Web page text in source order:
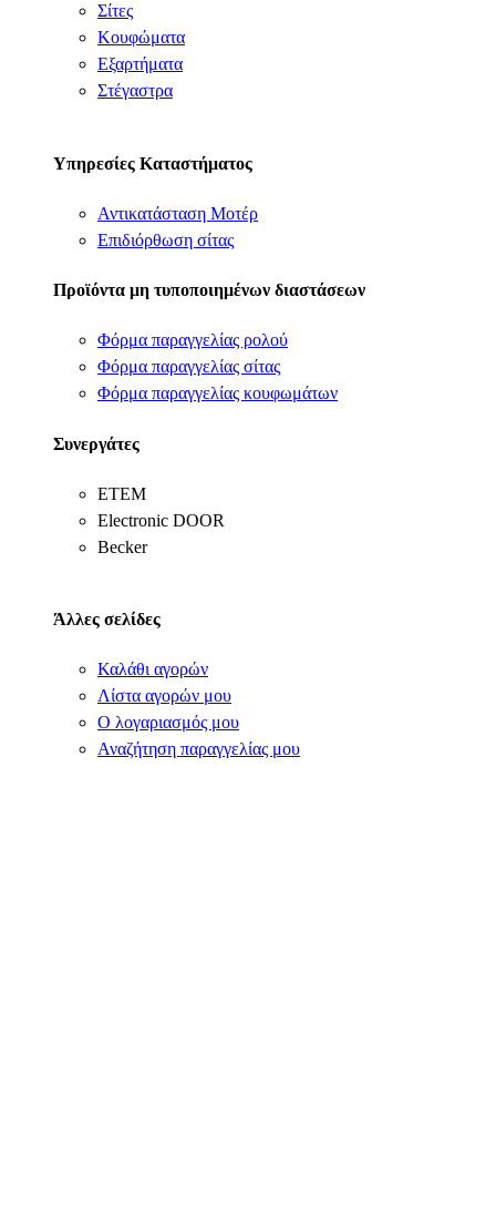
Σίτες
Κουφώματα
Εξαρτήματα
Στέγαστρα
Υπηρεσίες Καταστήματος
Αντικατάσταση Μοτέρ
Επιδιόρθωση σίτας
Προϊόντα μη τυποποιημένων διαστάσεων
Φόρμα παραγγελίας ρολού
Φόρμα παραγγελίας σίτας
Φόρμα παραγγελίας κουφωμάτων
Συνεργάτες
ΕΤΕΜ
Electronic DOOR
Becker
Άλλες σελίδες
Καλάθι αγορών
Λίστα αγορών μου
Ο λογαριασμός μου
Αναζήτηση παραγγελίας μου